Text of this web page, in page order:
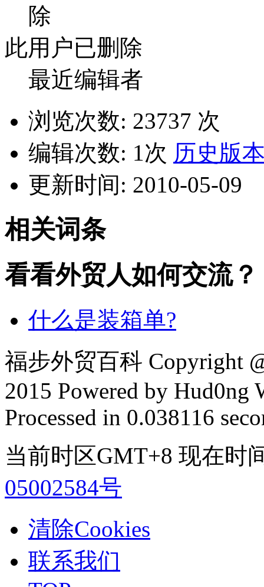
此用户已删除
最近编辑者
浏览次数: 23737 次
编辑次数: 1次 历史版
更新时间: 2010-05-09
相关词条
看看外贸人如何交流？
什么是装箱单?
福步外贸百科 Copyright
2015 Powered by Hud0ng
Processed in 0.038116
当前时区GMT+8 现在时
05002584号
清除Cookies
联系我们